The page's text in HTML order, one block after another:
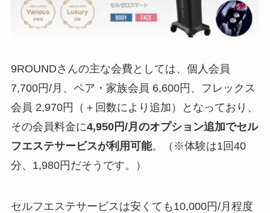
9ROUNDさんの主な会費としては、個人会員
7,700円/月、ペア・家族会員 6,600円、フレックス
会員 2,970円（＋回数により追加）となっており、
その会員料金に4,950円/月のオプション追加でセル
フエステサービスが利用可能。（※体験は1回40
分、1,980円だそうです。）
セルフエステサービスは安くても10,000円/月程度